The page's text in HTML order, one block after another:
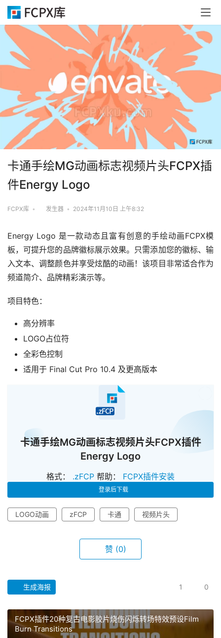
卡通手绘MG动画标志视频片头FCPX插
件Energy Logo
FCPX库 • 发生器 • 2024年11月10日 上午8:32
Energy Logo 是一款动态且富有创意的手绘动画FCPX模
板，可提升您的品牌徽标展示效果。只需添加您的徽标、输
入文本、调整颜色并享受炫酷的动画！该项目非常适合作为
频道简介、品牌精彩演示等。
项目特色：
高分辨率
LOGO占位符
全彩色控制
适用于 Final Cut Pro 10.4 及更高版本
卡通手绘MG动画标志视频片头FCPX插件
Energy Logo
格式： .zFCP 帮助： FCPX插件安装
登录后下载
LOGO动画 zFCP 卡通 视频片头
赞 (0)
生成海报 1 0
FCPX插件20种复古电影胶片烧伤闪烁转场特效预设Film
Burn Transitions